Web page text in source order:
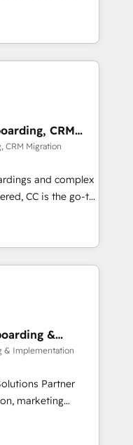
adoption and
our
service and
your
revenue
approach
and support the
with HubSpot
and
receive the best
Whether you are
around a poor
you need.
CRM
CRM Migration
and complex
CC is the go-to
We specialize
and
NetSuite,
fragmented
operations and
custom
stack. - Custom
funnel automation.
setup across
&
& Implementation
Partner
marketing
and GEO (AI